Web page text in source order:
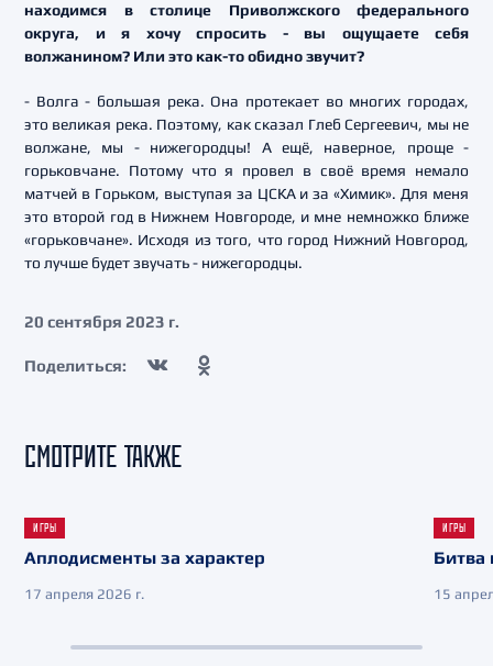
находимся в столице Приволжского федерального
округа, и я хочу спросить - вы ощущаете себя
волжанином? Или это как-то обидно звучит?
- Волга - большая река. Она протекает во многих городах,
это великая река. Поэтому, как сказал Глеб Сергеевич, мы не
волжане, мы - нижегородцы! А ещё, наверное, проще -
горьковчане. Потому что я провел в своё время немало
матчей в Горьком, выступая за ЦСКА и за «Химик». Для меня
это второй год в Нижнем Новгороде, и мне немножко ближе
«горьковчане». Исходя из того, что город Нижний Новгород,
то лучше будет звучать - нижегородцы.
20 сентября 2023 г.
Поделиться:
СМОТРИТЕ ТАКЖЕ
ИГРЫ
Аплодисменты за характер
17 апреля 2026 г.
ИГРЫ
Битва
15